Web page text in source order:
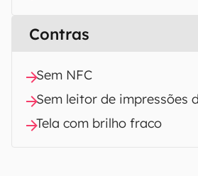
Contras
Sem NFC
Sem leitor de impressões
Tela com brilho fraco